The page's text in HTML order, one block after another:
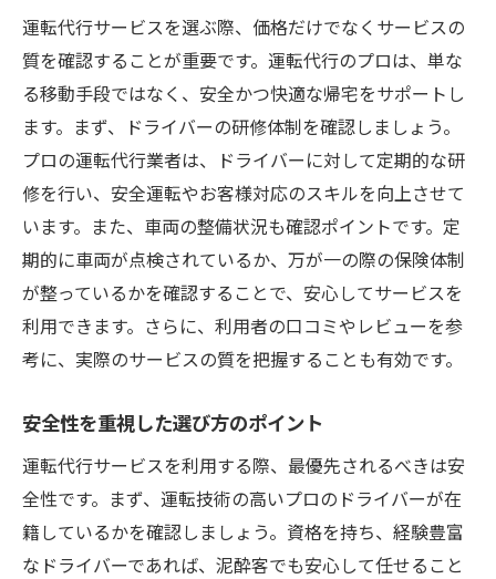
運転代行サービスを選ぶ際、価格だけでなくサービスの
質を確認することが重要です。運転代行のプロは、単な
る移動手段ではなく、安全かつ快適な帰宅をサポートし
ます。まず、ドライバーの研修体制を確認しましょう。
プロの運転代行業者は、ドライバーに対して定期的な研
修を行い、安全運転やお客様対応のスキルを向上させて
います。また、車両の整備状況も確認ポイントです。定
期的に車両が点検されているか、万が一の際の保険体制
が整っているかを確認することで、安心してサービスを
利用できます。さらに、利用者の口コミやレビューを参
考に、実際のサービスの質を把握することも有効です。
安全性を重視した選び方のポイント
運転代行サービスを利用する際、最優先されるべきは安
全性です。まず、運転技術の高いプロのドライバーが在
籍しているかを確認しましょう。資格を持ち、経験豊富
なドライバーであれば、泥酔客でも安心して任せること